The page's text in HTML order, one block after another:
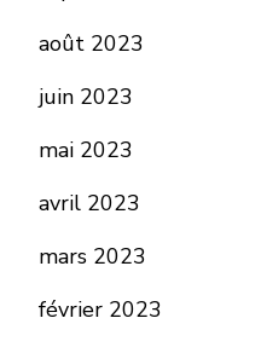
août 2023
juin 2023
mai 2023
avril 2023
mars 2023
février 2023